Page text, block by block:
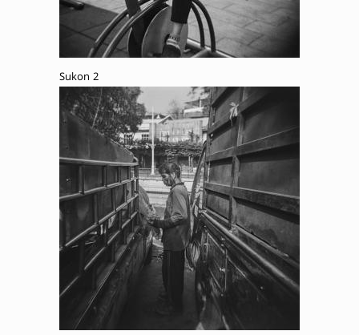
Sukon 2